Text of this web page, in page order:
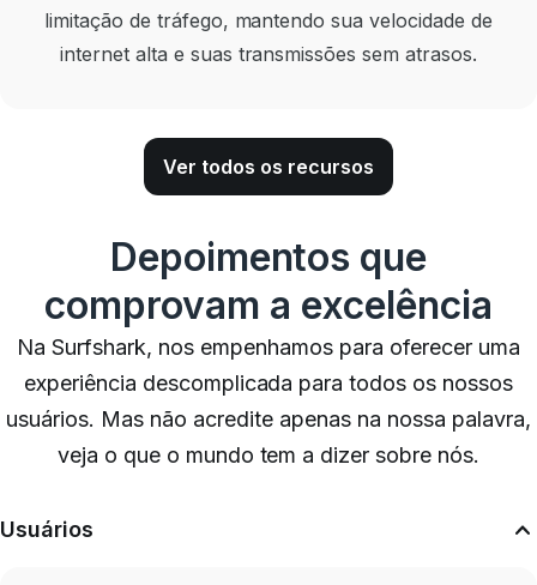
limitação de tráfego, mantendo sua velocidade de
internet alta e suas transmissões sem atrasos.
Ver todos os recursos
Depoimentos que
comprovam a excelência
Na Surfshark, nos empenhamos para oferecer uma
experiência descomplicada para todos os nossos
usuários. Mas não acredite apenas na nossa palavra,
veja o que o mundo tem a dizer sobre nós.
Usuários